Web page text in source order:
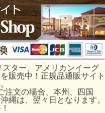
ター、アメリカンイーグ
販売中！正規品通販サイト
文の場合、本州、四国
縄は、翌々日となります。